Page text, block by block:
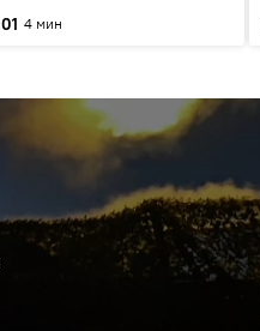
4 мин